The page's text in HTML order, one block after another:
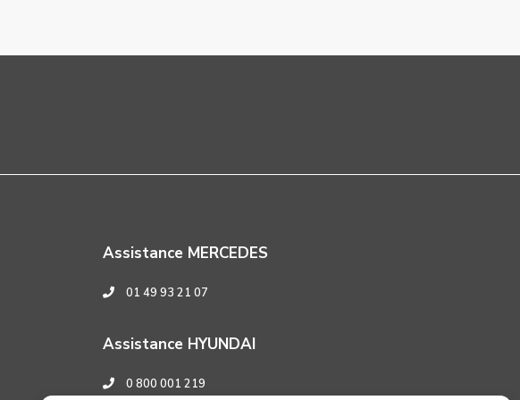
Assistance MERCEDES
01 49 93 21 07
Assistance HYUNDAI
0 800 001 219